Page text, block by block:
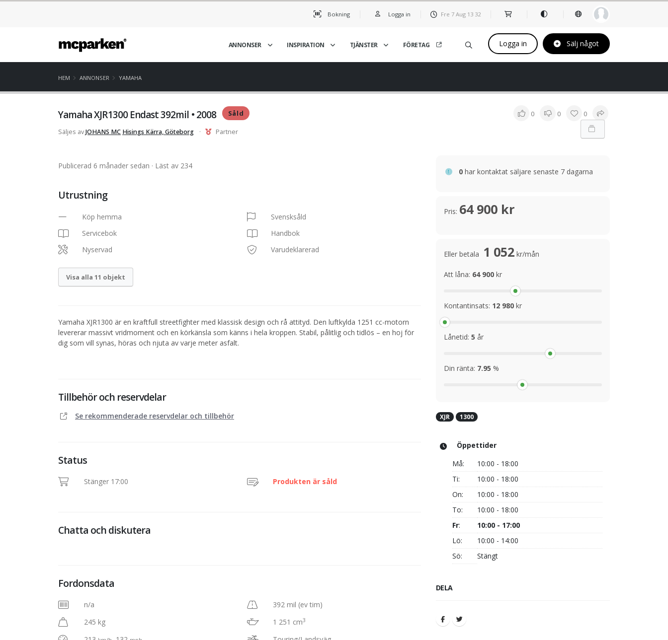
Bokning Logga in Fre 7 Aug 13 32
ANNONSER INSPIRATION TJÄNSTER FÖRETAG Logga in Sälj något
HEM ANNONSER YAMAHA
Yamaha XJR1300 Endast 392mil • 2008 Såld 0 0 0
Säljes avJOHANS MC Hisings Kärra, Göteborg · Partner
Publicerad 6 månader sedan · Läst av 234
Utrustning
Köp hemma
Svensksåld
Servicebok
Handbok
Nyservad
Varudeklarerad
Visa alla 11 objekt
Yamaha XJR1300 är en kraftfull streetfighter med klassisk design och rå attityd. Den luftkylda 1251 cc-motorn
levererar massivt vridmoment och en körkänsla som känns i hela kroppen. Stabil, pålitlig och tidlös – en hoj för
dig som vill synas, höras och njuta av varje meter asfalt.
Tillbehör och reservdelar
Se rekommenderade reservdelar och tillbehör
Status
Stänger 17:00 Produkten är såld
Chatta och diskutera
Fordonsdata
n/a
245 kg
392 mil (ev tim)
1 251 cm3
0 har kontaktat säljare senaste 7 dagarna
Pris: 64 900 kr
Eller betala 1 052 kr/mån
Att låna: 64 900 kr
Kontantinsats: 12 980 kr
Lånetid: 5 år
Din ränta: 7.95 %
XJR 1300
Öppettider
Må:
10:00 - 18:00
Ti:
10:00 - 18:00
On:
10:00 - 18:00
To:
10:00 - 18:00
Fr:
10:00 - 17:00
Lö:
10:00 - 14:00
Sö:
Stängt
DELA